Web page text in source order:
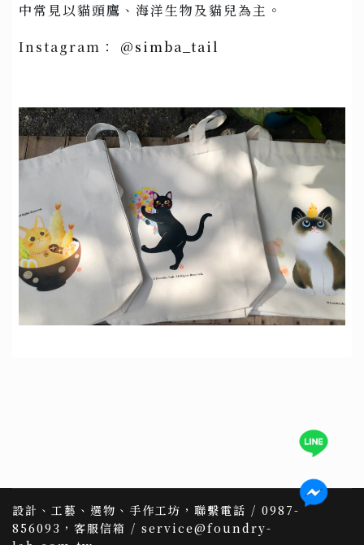
中常見以貓頭鷹、海洋生物及貓兒為主。
Instagram： @simba_tail
設計、工藝、選物、手作工坊，聯繫電話 / 0987-
856093，客服信箱 / service@foundry-